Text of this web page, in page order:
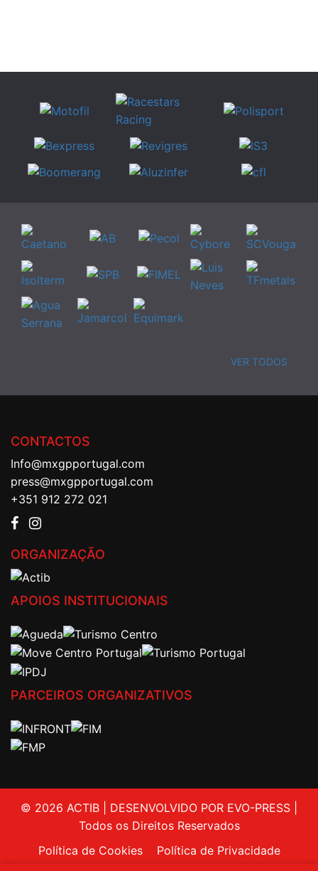
VER TODOS
CONTACTOS
Info@mxgpportugal.com
press@mxgpportugal.com
+351 912 272 021
ORGANIZAÇÃO
APOIOS INSTITUCIONAIS
PARCEIROS ORGANIZATIVOS
© 2026 ACTIB | DESENVOLVIDO POR EVO-PRESS |
Todos os Direitos Reservados
Política de Cookies
Política de Privacidade